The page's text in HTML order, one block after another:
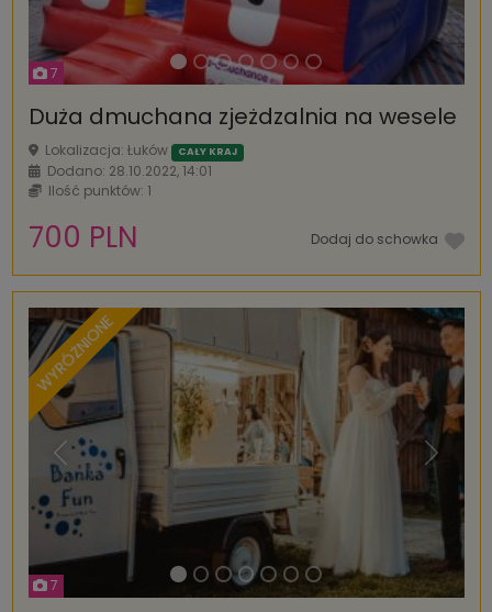
7
Duża dmuchana zjeżdzalnia na wesele
Lokalizacja: Łuków CAŁY KRAJ
Dodano: 28.10.2022, 14:01
Ilość punktów: 1
700 PLN Dodaj do schowka
WYRÓŻNIONE
7
Poprzednia